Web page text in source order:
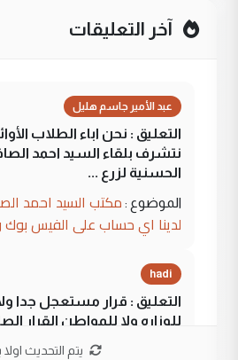
آخر التعليقات
عبد الأمير جاسم هليل
التعليق : نحن اباء الطلاب
نتشرف بلقاء السيد احمد
الحسنية لزرع ...
الموضوع : مكتب السيد احمد
لدينا اي حساب على الفيس بوك
hadi
التعليق : قرار مستعجل جدا
للوزاره ولا للمواطن القرار
يتم التحديث